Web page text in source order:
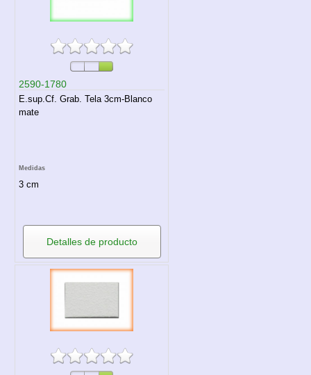
2590-1780
E.sup.Cf. Grab. Tela 3cm-Blanco
mate
Medidas
3 cm
Detalles de producto